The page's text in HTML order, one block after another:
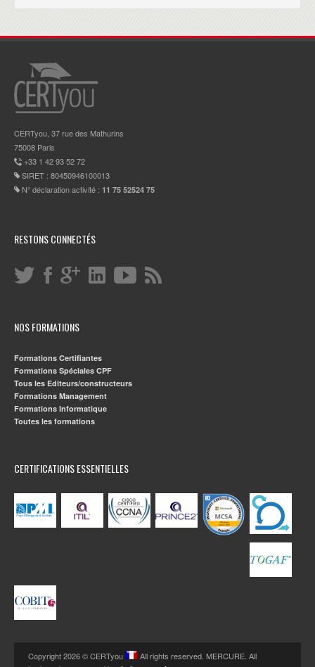
CERTyou, 37 rue des Mathurins
75008 Paris
+33 1 42 93 52 72
SIRET : 80450946100013
N° déclaration activité : 11 75 52524 75
RESTONS CONNECTÉS
NOS FORMATIONS
Formations Certifiantes
Formations Spéciales CPF
Tous les Editeurs/constructeurs
Formations Management
Formations Informatique
Toutes les formations
CERTIFICATIONS ESSENTIELLES
Copyright 2026 © CERTyou
All rights reserved. MERCURE. All